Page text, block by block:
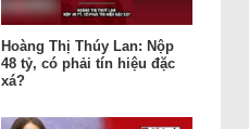
Hoàng Thị Thúy Lan: Nộp
48 tỷ, có phải tín hiệu đặc
xá?